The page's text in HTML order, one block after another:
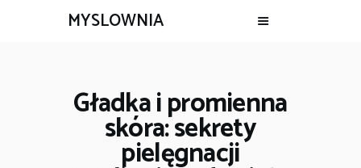
MYSLOWNIA
Gładka i promienna
skóra: sekrety
pielęgnacji